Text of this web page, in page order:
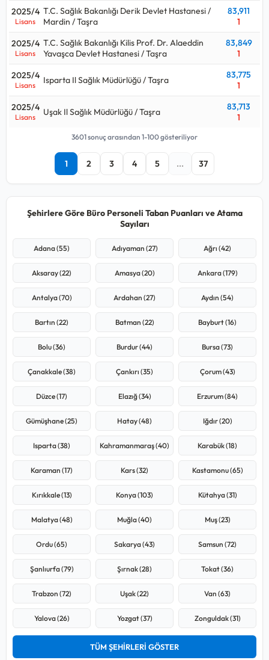
2025/4
Lisans
T.C. Sağlık Bakanlığı Derik Devlet Hastanesi /
Mardin / Taşra
83,911
1
2025/4
Lisans
T.C. Sağlık Bakanlığı Kilis Prof. Dr. Alaeddin
Yavaşca Devlet Hastanesi / Taşra
83,849
1
2025/4
Lisans Isparta Il Sağlık Müdürlüğü / Taşra
83,775
1
2025/4
Lisans Uşak Il Sağlık Müdürlüğü / Taşra
83,713
1
3601 sonuç arasından 1-100 gösteriliyor
1 2 3 4 5 ... 37
Şehirlere Göre Büro Personeli Taban Puanları ve Atama
Sayıları
Adana (55) Adıyaman (27) Ağrı (42)
Aksaray (22) Amasya (20) Ankara (179)
Antalya (70) Ardahan (27) Aydın (54)
Bartın (22) Batman (22) Bayburt (16)
Bolu (36) Burdur (44) Bursa (73)
Çanakkale (38) Çankırı (35) Çorum (43)
Düzce (17) Elazığ (34) Erzurum (84)
Gümüşhane (25) Hatay (48) Iğdır (20)
Isparta (38) Kahramanmaraş (40) Karabük (18)
Karaman (17) Kars (32) Kastamonu (65)
Kırıkkale (13) Konya (103) Kütahya (31)
Malatya (48) Muğla (40) Muş (23)
Ordu (65) Sakarya (43) Samsun (72)
Şanlıurfa (79) Şırnak (28) Tokat (36)
Trabzon (72) Uşak (22) Van (63)
Yalova (26) Yozgat (37) Zonguldak (31)
TÜM ŞEHİRLERİ GÖSTER